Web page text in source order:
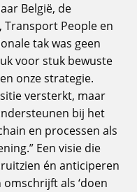
België, de
Transport People en
tak was geen
voor stuk bewuste
onze strategie.
versterkt, maar
bij het
en processen als
Een visie die
én anticiperen
als ‘doen